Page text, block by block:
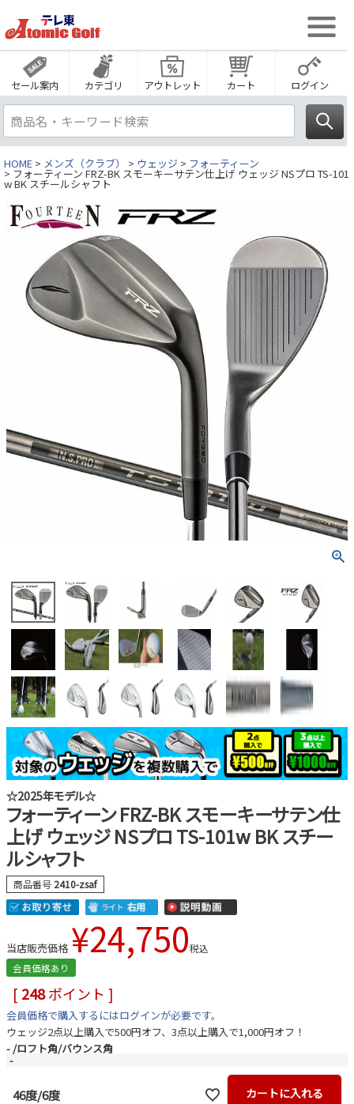
セール案内 カテゴリ アウトレット カート ログイン
HOME メンズ（クラブ） ウェッジ フォーティーン
フォーティーン FRZ-BK スモーキーサテン仕上げ ウェッジ NSプロ TS-101
w BK スチールシャフト
☆2025年モデル☆
フォーティーン FRZ-BK スモーキーサテン仕
上げ ウェッジ NSプロ TS-101w BK スチー
ルシャフト
商品番号 2410-zsaf
当店販売価格 ¥24,750税込
会員価格あり
[ 248ポイント ]
会員価格で購入するにはログインが必要です。
ウェッジ2点以上購入で500円オフ、3点以上購入で1,000円オフ！
- ロフト角/バウンス角
-
46度/6度 カートに入れる